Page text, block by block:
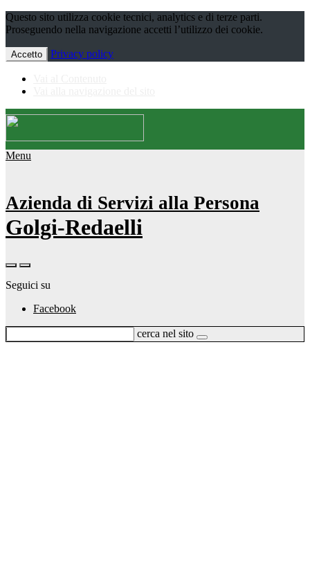
Questo sito utilizza cookie tecnici, analytics e di terze parti.
Proseguendo nella navigazione accetti l’utilizzo dei cookie.
Accetto Privacy policy
Menu
Azienda di Servizi alla Persona
Golgi-Redaelli
Seguici su
Facebook
cerca nel sito